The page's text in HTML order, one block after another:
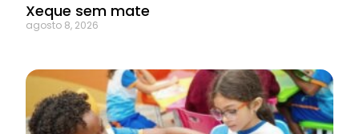
Xeque sem mate
agosto 8, 2026